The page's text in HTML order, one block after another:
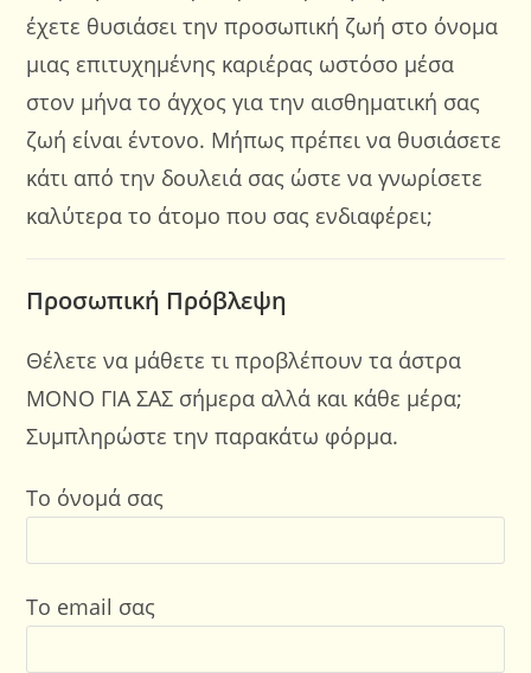
έχετε θυσιάσει την προσωπική ζωή στο όνομα
μιας επιτυχημένης καριέρας ωστόσο μέσα
στον μήνα το άγχος για την αισθηματική σας
ζωή είναι έντονο. Μήπως πρέπει να θυσιάσετε
κάτι από την δουλειά σας ώστε να γνωρίσετε
καλύτερα το άτομο που σας ενδιαφέρει;
Προσωπική Πρόβλεψη
Θέλετε να μάθετε τι προβλέπουν τα άστρα
ΜΟΝΟ ΓΙΑ ΣΑΣ σήμερα αλλά και κάθε μέρα;
Συμπληρώστε την παρακάτω φόρμα.
Το όνομά σας
Το email σας